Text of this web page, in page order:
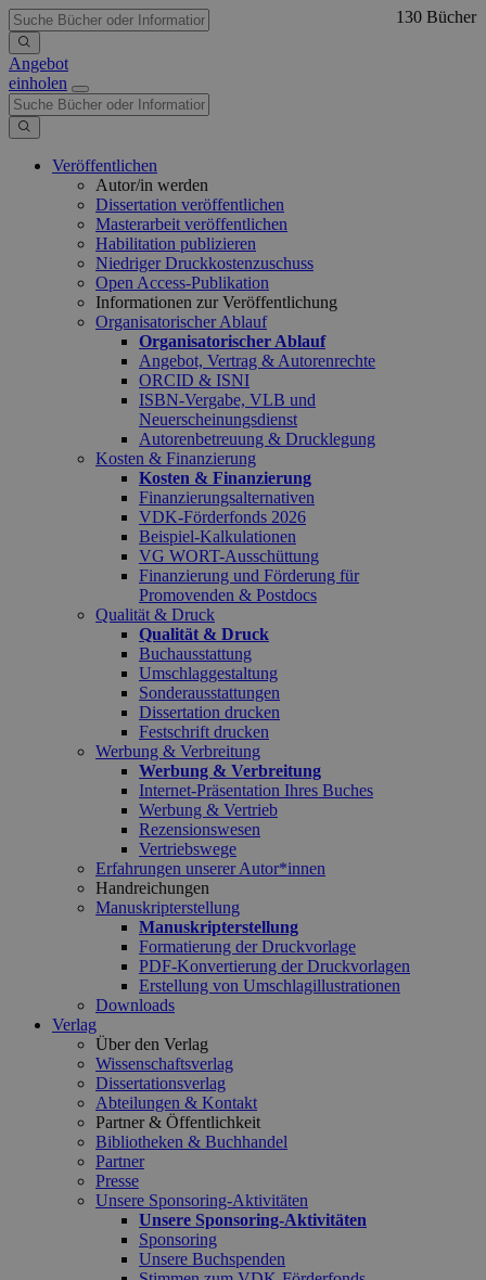
Angebot
einholen
Veröffentlichen
Autor/in werden
Dissertation veröffentlichen
Masterarbeit veröffentlichen
Habilitation publizieren
Niedriger Druckkostenzuschuss
Open Access-Publikation
Informationen zur Veröffentlichung
Organisatorischer Ablauf
Organisatorischer Ablauf
Angebot, Vertrag & Autorenrechte
ORCID & ISNI
ISBN-Vergabe, VLB und
Neuerscheinungsdienst
Autorenbetreuung & Drucklegung
Kosten & Finanzierung
Kosten & Finanzierung
Finanzierungsalternativen
VDK-Förderfonds 2026
Beispiel-Kalkulationen
VG WORT-Ausschüttung
Finanzierung und Förderung für
Promovenden & Postdocs
Qualität & Druck
Qualität & Druck
Buchausstattung
Umschlaggestaltung
Sonderausstattungen
Dissertation drucken
Festschrift drucken
Werbung & Verbreitung
Werbung & Verbreitung
Internet-Präsentation Ihres Buches
Werbung & Vertrieb
Rezensionswesen
Vertriebswege
Erfahrungen unserer Autor*innen
Handreichungen
Manuskripterstellung
Manuskripterstellung
Formatierung der Druckvorlage
PDF-Konvertierung der Druckvorlagen
Erstellung von Umschlagillustrationen
Downloads
Verlag
Über den Verlag
Wissenschaftsverlag
Dissertationsverlag
Abteilungen & Kontakt
Partner & Öffentlichkeit
Bibliotheken & Buchhandel
Partner
Presse
Unsere Sponsoring-Aktivitäten
Unsere Sponsoring-Aktivitäten
Sponsoring
Unsere Buchspenden
130 Bücher